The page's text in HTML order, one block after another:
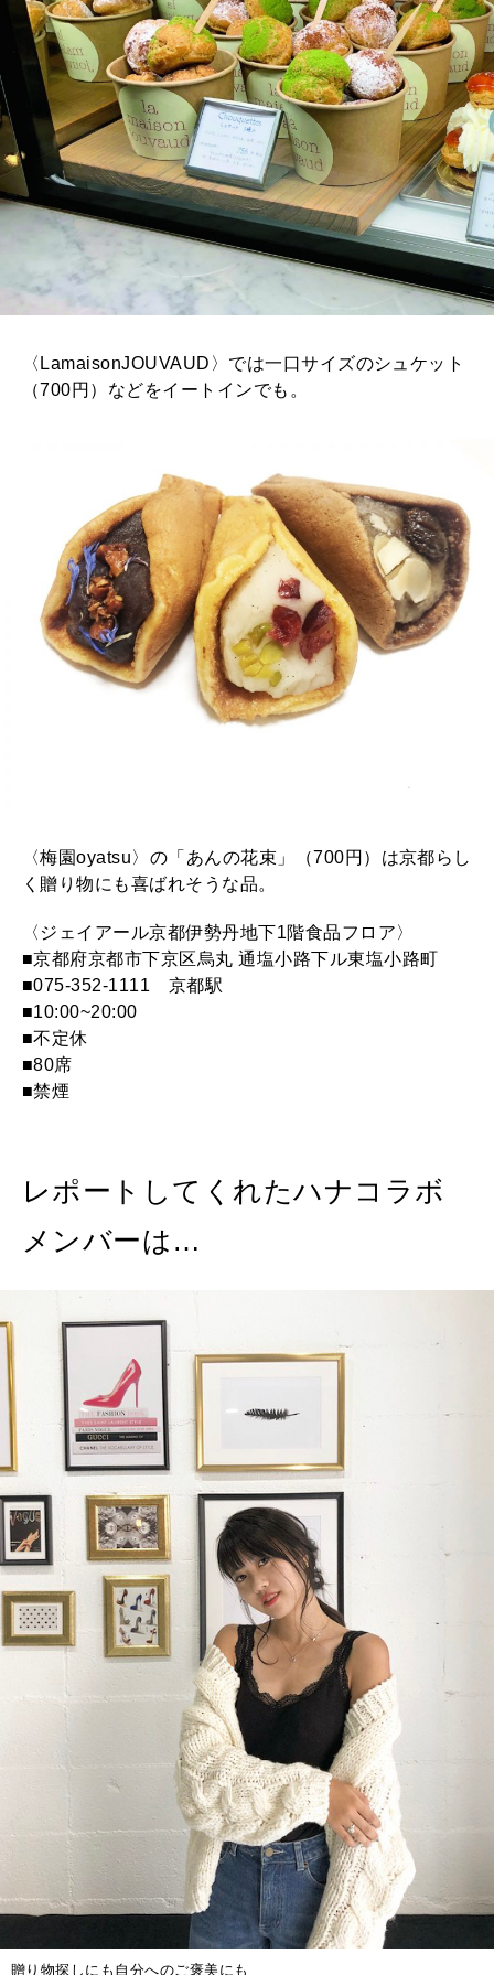
〈LamaisonJOUVAUD〉では一口サイズのシュケット
（700円）などをイートインでも。
〈梅園oyatsu〉の「あんの花束」（700円）は京都らし
く贈り物にも喜ばれそうな品。
〈ジェイアール京都伊勢丹地下1階食品フロア〉
■京都府京都市下京区烏丸 通塩小路下ル東塩小路町
■075-352-1111 京都駅
■10:00~20:00
■不定休
■80席
■禁煙
レポートしてくれたハナコラボ
メンバーは…
贈り物探しにも自分へのご褒美にも